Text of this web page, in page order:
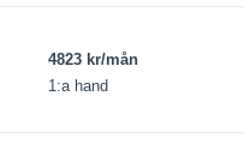
4823 kr/mån
1:a hand